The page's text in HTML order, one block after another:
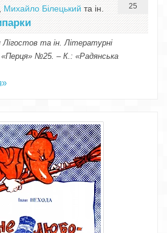
Михайло Білецький та ін. 25
та ін. Літературні
«Перця» №25. – К.: «Радянська